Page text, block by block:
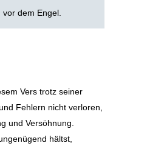
dem Engel.
Vers trotz seiner
Fehlern nicht verloren,
und Versöhnung.
hältst,